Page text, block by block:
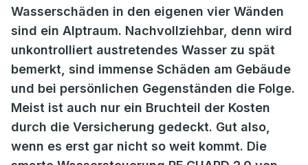
Wasserschäden in den eigenen vier Wänden
sind ein Alptraum. Nachvollziehbar, denn wird
unkontrolliert austretendes Wasser zu spät
bemerkt, sind immense Schäden am Gebäude
und bei persönlichen Gegenständen die Folge.
Meist ist auch nur ein Bruchteil der Kosten
durch die Versicherung gedeckt. Gut also,
wenn es erst gar nicht so weit kommt. Die